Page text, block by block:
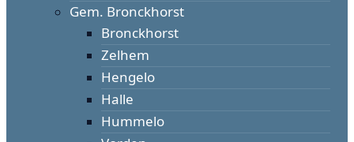
Gem. Bronckhorst
Bronckhorst
Zelhem
Hengelo
Halle
Hummelo